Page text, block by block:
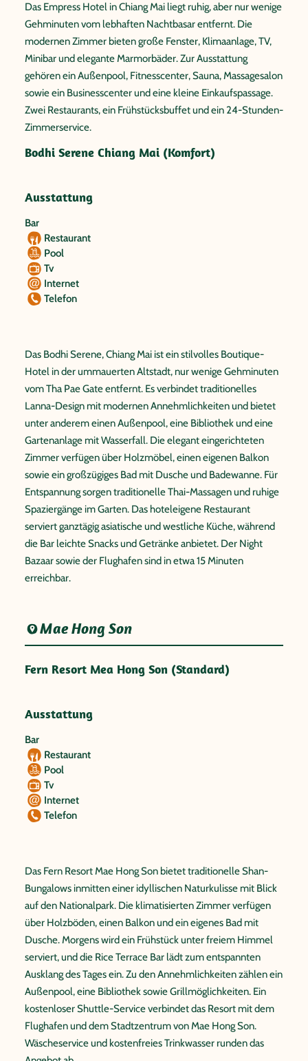
Das Empress Hotel in Chiang Mai liegt ruhig, aber nur wenige
Gehminuten vom lebhaften Nachtbasar entfernt. Die
modernen Zimmer bieten große Fenster, Klimaanlage, TV,
Minibar und elegante Marmorbäder. Zur Ausstattung
gehören ein Außenpool, Fitnesscenter, Sauna, Massagesalon
sowie ein Businesscenter und eine kleine Einkaufspassage.
Zwei Restaurants, ein Frühstücksbuffet und ein 24-Stunden-
Zimmerservice.
Bodhi Serene Chiang Mai (Komfort)
Ausstattung
Bar
Restaurant
Pool
Tv
Internet
Telefon
Das Bodhi Serene, Chiang Mai ist ein stilvolles Boutique-
Hotel in der ummauerten Altstadt, nur wenige Gehminuten
vom Tha Pae Gate entfernt. Es verbindet traditionelles
Lanna-Design mit modernen Annehmlichkeiten und bietet
unter anderem einen Außenpool, eine Bibliothek und eine
Gartenanlage mit Wasserfall. Die elegant eingerichteten
Zimmer verfügen über Holzmöbel, einen eigenen Balkon
sowie ein großzügiges Bad mit Dusche und Badewanne. Für
Entspannung sorgen traditionelle Thai-Massagen und ruhige
Spaziergänge im Garten. Das hoteleigene Restaurant
serviert ganztägig asiatische und westliche Küche, während
die Bar leichte Snacks und Getränke anbietet. Der Night
Bazaar sowie der Flughafen sind in etwa 15 Minuten
erreichbar.
Mae Hong Son
Fern Resort Mea Hong Son (Standard)
Ausstattung
Bar
Restaurant
Pool
Tv
Internet
Telefon
Das Fern Resort Mae Hong Son bietet traditionelle Shan-
Bungalows inmitten einer idyllischen Naturkulisse mit Blick
auf den Nationalpark. Die klimatisierten Zimmer verfügen
über Holzböden, einen Balkon und ein eigenes Bad mit
Dusche. Morgens wird ein Frühstück unter freiem Himmel
serviert, und die Rice Terrace Bar lädt zum entspannten
Ausklang des Tages ein. Zu den Annehmlichkeiten zählen ein
Außenpool, eine Bibliothek sowie Grillmöglichkeiten. Ein
kostenloser Shuttle-Service verbindet das Resort mit dem
Flughafen und dem Stadtzentrum von Mae Hong Son.
Wäscheservice und kostenfreies Trinkwasser runden das